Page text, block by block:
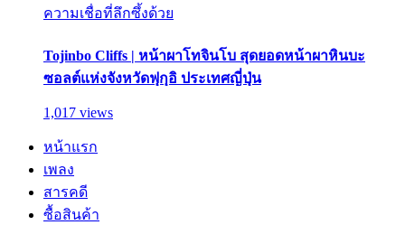
ความเชื่อที่ลึกซึ้งด้วย
Tojinbo Cliffs | หน้าผาโทจินโบ สุดยอดหน้าผาหินบะ
ซอลต์แห่งจังหวัดฟุกุอิ ประเทศญี่ปุ่น
1,017 views
หน้าแรก
เพลง
สารคดี
ซื้อสินค้า